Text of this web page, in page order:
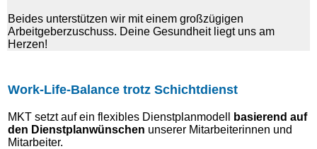
Beides unterstützen wir mit einem großzügigen
Arbeitgeberzuschuss. Deine Gesundheit liegt uns am
Herzen!
Work-Life-Balance trotz Schichtdienst
MKT setzt auf ein flexibles Dienstplanmodell
basierend auf
den Dienstplanwünschen unserer Mitarbeiterinnen und
Mitarbeiter.